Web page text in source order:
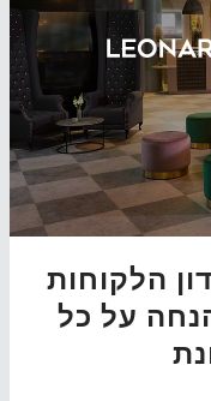
הלקוחות
על כל